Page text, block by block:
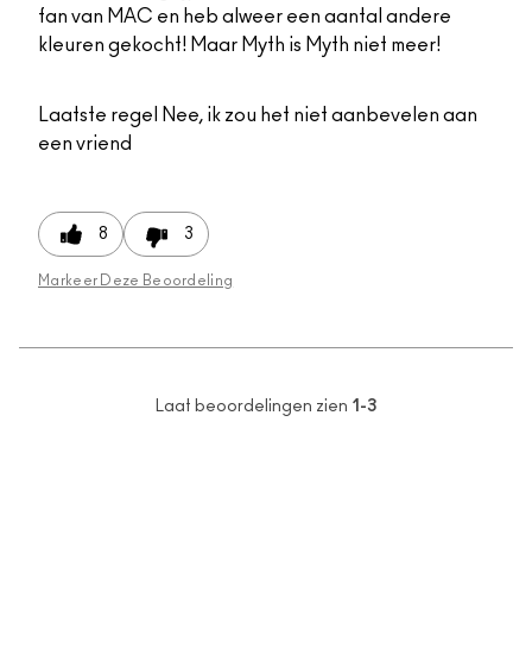
fan van MAC en heb alweer een aantal andere
kleuren gekocht! Maar Myth is Myth niet meer!
Laatste regel
Nee, ik zou het niet aanbevelen aan
een vriend
8 3
Markeer Deze Beoordeling
Laat beoordelingen zien 1-3